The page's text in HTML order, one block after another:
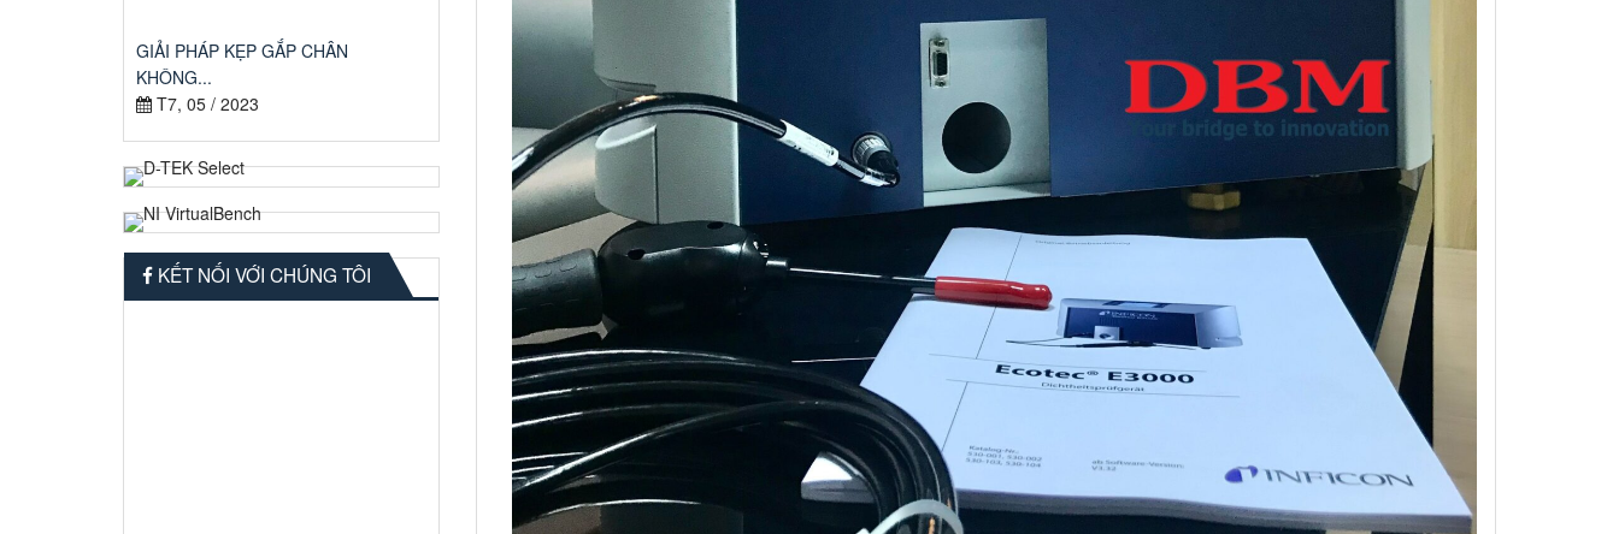
GIẢI PHÁP KẸP GẮP CHÂN
KHÔNG...
T7, 05 / 2023
KẾT NỐI VỚI CHÚNG TÔI